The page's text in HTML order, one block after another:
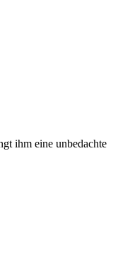
ihm eine unbedachte